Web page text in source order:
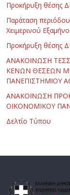
Προκήρυξη θέσης
Παράταση
Χειμερινού
Προκήρυξη θέσης
ΑΝΑΚΟΙΝΩΣΗ
ΚΕΝΩΝ ΘΕΣΕΩΝ
ΠΑΝΕΠΙΣΤΗΜΙΟΥ
ΑΝΑΚΟΙΝΩΣΗ
ΟΙΚΟΝΟΜΙΚΟΥ
Δελτίο Τύπου